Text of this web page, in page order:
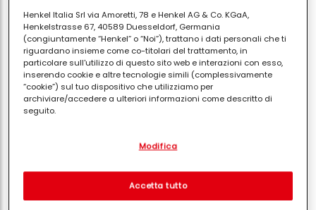
30 cl di crema fiorellino
4 albumi di uova
Accendere il forno a 90°. frustare la crema fiorellino in
panna. metterne 1/3 da parte, per la decorazione.
per le meringhe: cominciare a sbattere con frusta
un pizzico di sale e la metà dello zucchero. quando
gli albumi iniziano a montare, incorporate
Henkel Italia Srl via Amoretti, 78 e Henkel AG & Co. KGaA,
Henkelstrasse 67, 40589 Duesseldorf, Germania
(congiuntamente “Henkel” o “Noi”), trattano i dati personali che ti
riguardano insieme come co-titolari del trattamento, in
particolare sull'utilizzo di questo sito web e interazioni con esso,
inserendo cookie e altre tecnologie simili (complessivamente
“cookie”) sul tuo dispositivo che utilizziamo per
archiviare/accedere a ulteriori informazioni come descritto di
seguito.
separati o co-titolari come indicato nella nostra Informativa sulla
pixel, impronte digitali e tecnologie simili" utilizzeremo anche
cookie ed elaboreremo i dati relativi a te per
Modifica
Accetta tutto